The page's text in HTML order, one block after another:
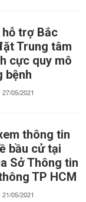
hỗ trợ Bắc
Trung tâm
cực quy mô
bệnh
05/2021
thông tin
bầu cử tại
Sở Thông tin
TP HCM
05/2021